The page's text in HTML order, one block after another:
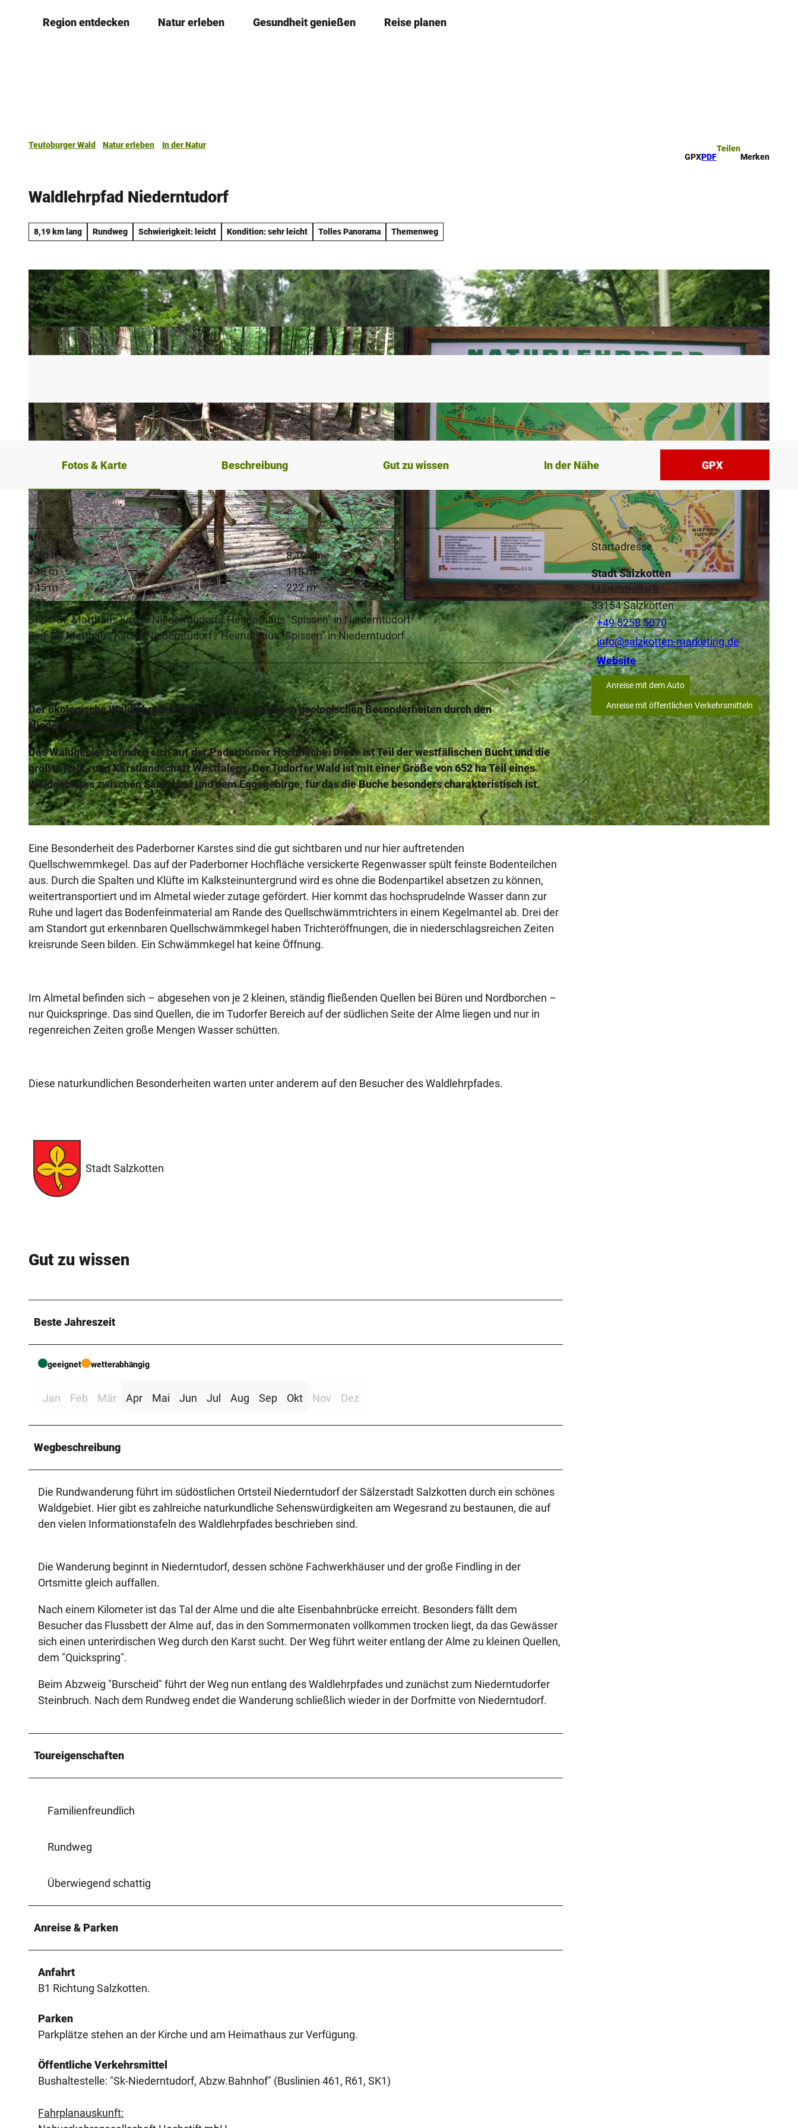
Region entdecken Natur erleben Gesundheit genießen Reise planen
Teutoburger Wald Natur erleben
In der Natur
GPXPDF
Teilen
Merken
Waldlehrpfad Niederntudorf
8,19 km lang Rundweg Schwierigkeit: leicht Kondition: sehr leicht Tolles Panorama Themenweg
© Herbert Hoffmann | CC-BY-SA © Stadt Salzkotten
Fotos & Karte Beschreibung Gut zu wissen In der Nähe GPX
2:30 h
8,19 km
118 m
118 m
145 m
222 m
77 m
Start: St. Matthäus Kirche Niederntudorf / Heimathaus "Spissen" in Niederntudorf
Ziel: St. Matthäus Kirche Niederntudorf / Heimathaus "Spissen" in Niederntudorf
Der ökologische Waldlehrpfad führt entlang von einigen geologischen Besonderheiten durch den
Niederntudorfer Wald.
Das Waldgebiet befinden sich auf der Paderborner Hochfläche. Diese ist Teil der westfälischen Bucht und die
größte Kalk- und Karstlandschaft Westfalens. Der Tudorfer Wald ist mit einer Größe von 652 ha Teil eines
Waldgebietes zwischen Sauerland und dem Eggegebirge, für das die Buche besonders charakteristisch ist.
Eine Besonderheit des Paderborner Karstes sind die gut sichtbaren und nur hier auftretenden
Quellschwemmkegel. Das auf der Paderborner Hochfläche versickerte Regenwasser spült feinste Bodenteilchen
aus. Durch die Spalten und Klüfte im Kalksteinuntergrund wird es ohne die Bodenpartikel absetzen zu können,
weitertransportiert und im Almetal wieder zutage gefördert. Hier kommt das hochsprudelnde Wasser dann zur
Ruhe und lagert das Bodenfeinmaterial am Rande des Quellschwämmtrichters in einem Kegelmantel ab. Drei der
am Standort gut erkennbaren Quellschwämmkegel haben Trichteröffnungen, die in niederschlagsreichen Zeiten
kreisrunde Seen bilden. Ein Schwämmkegel hat keine Öffnung.
Im Almetal befinden sich – abgesehen von je 2 kleinen, ständig fließenden Quellen bei Büren und Nordborchen –
nur Quickspringe. Das sind Quellen, die im Tudorfer Bereich auf der südlichen Seite der Alme liegen und nur in
regenreichen Zeiten große Mengen Wasser schütten.
Diese naturkundlichen Besonderheiten warten unter anderem auf den Besucher des Waldlehrpfades.
Stadt Salzkotten
Gut zu wissen
Beste Jahreszeit
geeignet wetterabhängig
Jan Feb Mär Apr Mai Jun Jul Aug Sep Okt Nov Dez
Wegbeschreibung
Die Rundwanderung führt im südöstlichen Ortsteil Niederntudorf der Sälzerstadt Salzkotten durch ein schönes
Waldgebiet. Hier gibt es zahlreiche naturkundliche Sehenswürdigkeiten am Wegesrand zu bestaunen, die auf
den vielen Informationstafeln des Waldlehrpfades beschrieben sind.
Die Wanderung beginnt in Niederntudorf, dessen schöne Fachwerkhäuser und der große Findling in der
Ortsmitte gleich auffallen.
Nach einem Kilometer ist das Tal der Alme und die alte Eisenbahnbrücke erreicht. Besonders fällt dem
Besucher das Flussbett der Alme auf, das in den Sommermonaten vollkommen trocken liegt, da das Gewässer
sich einen unterirdischen Weg durch den Karst sucht. Der Weg führt weiter entlang der Alme zu kleinen Quellen,
dem "Quickspring".
Beim Abzweig "Burscheid" führt der Weg nun entlang des Waldlehrpfades und zunächst zum Niederntudorfer
Steinbruch. Nach dem Rundweg endet die Wanderung schließlich wieder in der Dorfmitte von Niederntudorf.
Toureigenschaften
Familienfreundlich
Rundweg
Überwiegend schattig
Anreise & Parken
Anfahrt
B1 Richtung Salzkotten.
Parken
Parkplätze stehen an der Kirche und am Heimathaus zur Verfügung.
Öffentliche Verkehrsmittel
Bushaltestelle: "Sk-Niederntudorf, Abzw.Bahnhof" (Buslinien 461, R61, SK1)
Fahrplanauskunft:
Startadresse
Stadt Salzkotten
Marktstraße 8
33154Salzkotten
+49 5258 5070
info@salzkotten-marketing.de
Website
Anreise mit dem Auto
Anreise mit öffentlichen Verkehrsmitteln